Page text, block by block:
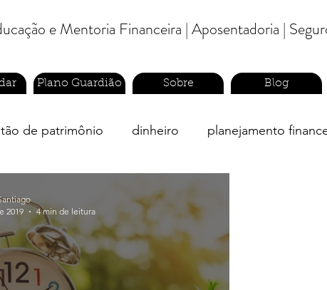
e Mentoria Financeira | Aposentadoria |
Plano Guardião Sobre Blog
de patrimônio dinheiro planejamento
2019
4 min de leitura